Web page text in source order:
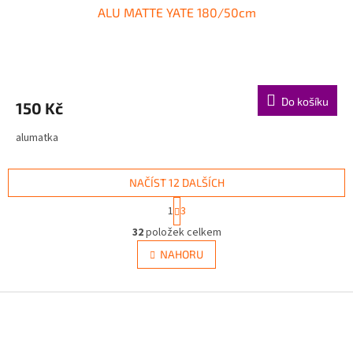
ALU MATTE YATE 180/50cm
150 Kč Do košíku
alumatka
O
v
l
á
NAČÍST 12 DALŠÍCH
S
t
r
á
n
k
v
1 3
32položek celkem
NAHORU